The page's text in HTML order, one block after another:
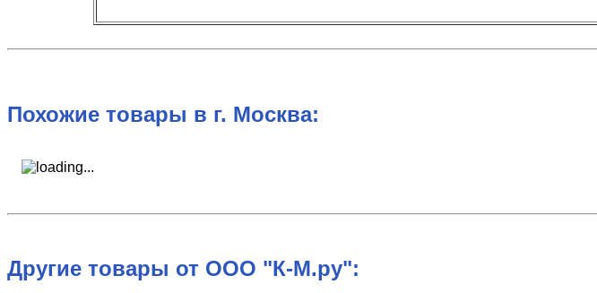
Похожие товары в г. Москва:
Другие товары от ООО "К-М.ру":